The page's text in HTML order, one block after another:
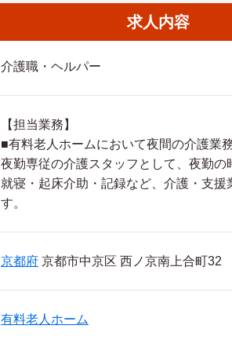
求人内容
介護職・ヘルパー
【担当業務】
■有料老人ホームにおいて夜間の介護業
夜勤専従の介護スタッフとして、夜勤の
就寝・起床介助・記録など、介護・支援
す。
京都府 京都市中京区 西ノ京南上合町32
有料老人ホーム